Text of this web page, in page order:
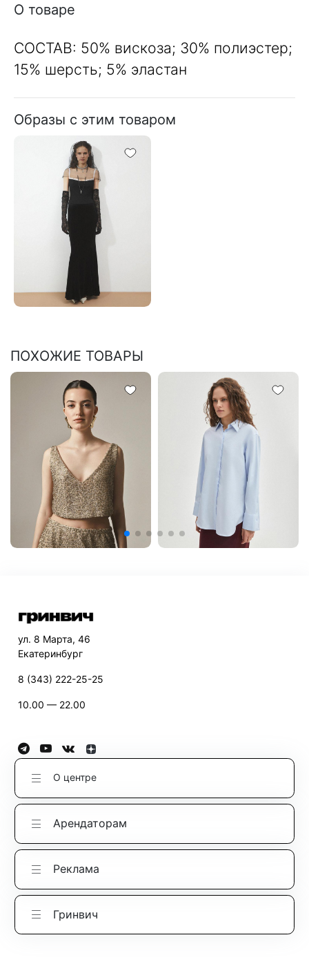
О товаре
СОСТАВ: 50% вискоза; 30% полиэстер;
15% шерсть; 5% эластан
Образы с этим товаром
ПОХОЖИЕ ТОВАРЫ
ул. 8 Марта, 46
Екатеринбург
8 (343) 222-25-25
10.00 — 22.00
О центре
Арендаторам
Реклама
Гринвич